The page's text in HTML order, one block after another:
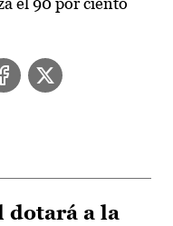
dotará a la